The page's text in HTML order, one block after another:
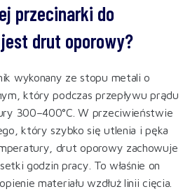
przecinarki do
drut oporowy?
wykonany ze stopu metali o
który podczas przepływu prądu
300–400°C. W przeciwieństwie
który szybko się utlenia i pęka
drut oporowy zachowuje
godzin pracy. To właśnie on
materiału wzdłuż linii cięcia.